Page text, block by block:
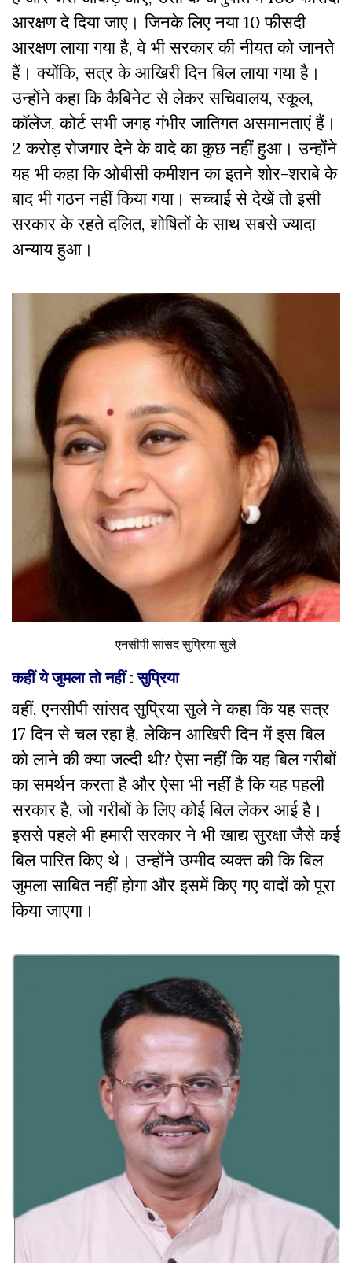
आरक्षण दे दिया जाए। जिनके लिए नया 10 फीसदी
आरक्षण लाया गया है, वे भी सरकार की नीयत को जानते
हैं। क्योंकि, सत्र के आखिरी दिन बिल लाया गया है।
उन्होंने कहा कि कैबिनेट से लेकर सचिवालय, स्कूल,
कॉलेज, कोर्ट सभी जगह गंभीर जातिगत असमानताएं हैं।
2 करोड़ रोजगार देने के वादे का कुछ नहीं हुआ। उन्होंने
यह भी कहा कि ओबीसी कमीशन का इतने शोर-शराबे के
बाद भी गठन नहीं किया गया। सच्चाई से देखें तो इसी
सरकार के रहते दलित, शोषितों के साथ सबसे ज्यादा
अन्याय हुआ।
एनसीपी सांसद सुप्रिया सुले
कहीं ये जुमला तो नहीं : सुप्रिया
वहीं, एनसीपी सांसद सुप्रिया सुले ने कहा कि यह सत्र
17 दिन से चल रहा है, लेकिन आखिरी दिन में इस बिल
को लाने की क्या जल्दी थी? ऐसा नहीं कि यह बिल गरीबों
का समर्थन करता है और ऐसा भी नहीं है कि यह पहली
सरकार है, जो गरीबों के लिए कोई बिल लेकर आई है।
इससे पहले भी हमारी सरकार ने भी खाद्य सुरक्षा जैसे कई
बिल पारित किए थे। उन्होंने उम्मीद व्यक्त की कि बिल
जुमला साबित नहीं होगा और इसमें किए गए वादों को पूरा
किया जाएगा।